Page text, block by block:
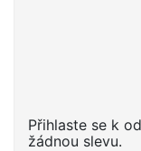
Přihlaste se k
žádnou slevu.